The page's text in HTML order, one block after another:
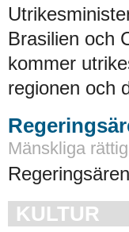
Brasilien och
kommer
regionen och
Mänskliga
KULTUR